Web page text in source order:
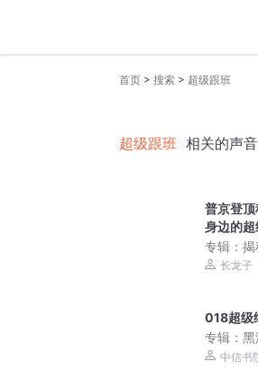
首页 > 搜索 > 超级跟班
超级跟班 相关的声音
普京登
身边的
专辑： 揭
长龙子
018超级
专辑： 黑
态系统
中信书